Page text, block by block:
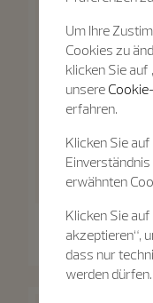
Traditionnelle
Traditionnelle
36 mm - Roségold
Um Ihre
Cookies zu
klicken Sie auf
unsere
erfahren.
Klicken Sie auf
erwähnten
Klicken Sie
akzeptieren“,
dass nur
werden dürfen.